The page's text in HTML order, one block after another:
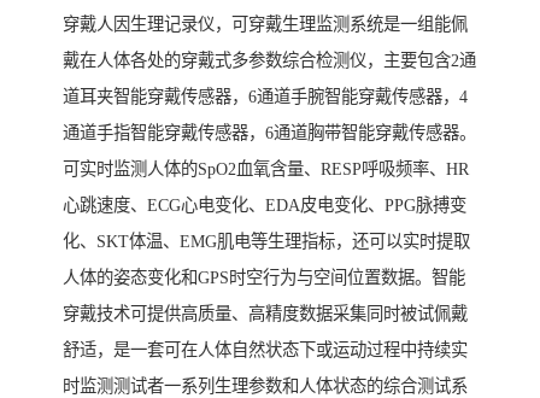
穿戴人因生理记录仪，可穿戴生理监测系统是一组能佩
戴在人体各处的穿戴式多参数综合检测仪，主要包含2通
道耳夹智能穿戴传感器，6通道手腕智能穿戴传感器，4
通道手指智能穿戴传感器，6通道胸带智能穿戴传感器。
可实时监测人体的SpO2血氧含量、RESP呼吸频率、HR
心跳速度、ECG心电变化、EDA皮电变化、PPG脉搏变
化、SKT体温、EMG肌电等生理指标，还可以实时提取
人体的姿态变化和GPS时空行为与空间位置数据。智能
穿戴技术可提供高质量、高精度数据采集同时被试佩戴
舒适，是一套可在人体自然状态下或运动过程中持续实
时监测测试者一系列生理参数和人体状态的综合测试系